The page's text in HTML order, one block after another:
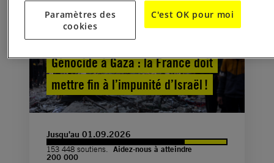
Génocide à Gaza : la France doit
mettre fin à l’impunité d’Israël !
Jusqu'au 01.09.2026
153 448 soutiens. Aidez-nous à atteindre
200 000
Paramètres des
cookies
C'est OK pour moi